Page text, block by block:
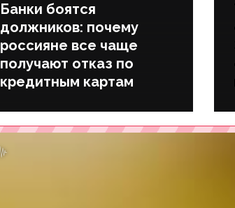
Банки боятся
должников: почему
россияне все чаще
получают отказ по
кредитным картам